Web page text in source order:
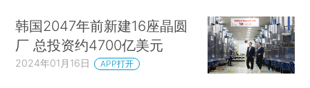
韩国2047年前新建16座晶圆
厂 总投资约4700亿美元
2024年01月16日 APP打开